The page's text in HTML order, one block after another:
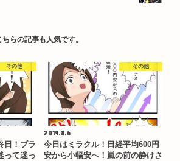
ちらの記事も人気です。
その他
日！ブラ
って迷っ
その他
2019.8.6
今日はミラクル！日経平均600円
安から小幅安へ！嵐の前の静けさ